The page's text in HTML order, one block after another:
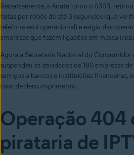
Recentemente, a Anatel criou o 0303,
feitas por robôs de até 3 segundos (que
telefone está operacional) e exigiu das
empresas que fazem ligações em massa (
Agora a Secretaria Nacional do
suspendeu as atividades de 180 empresas
serviços a bancos e instituições financeiras,
caso de descumprimento.
Operação 404
pirataria de